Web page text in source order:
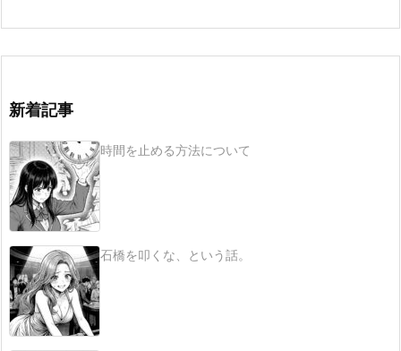
新着記事
時間を止める方法について
石橋を叩くな、という話。